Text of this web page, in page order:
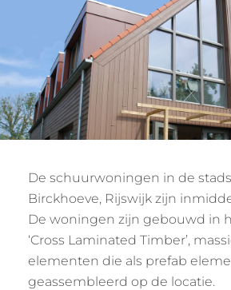
De schuurwoningen in de
Birckhoeve, Rijswijk zijn
De woningen zijn gebouwd in
‘Cross Laminated Timber’,
elementen die als prefab
geassembleerd op de locatie.